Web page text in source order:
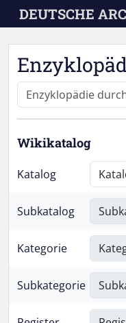
Skip to main content
DEUTSCHE
Wikikatalog
Katalog
Subkatalog
Kategorie
Subkategorie